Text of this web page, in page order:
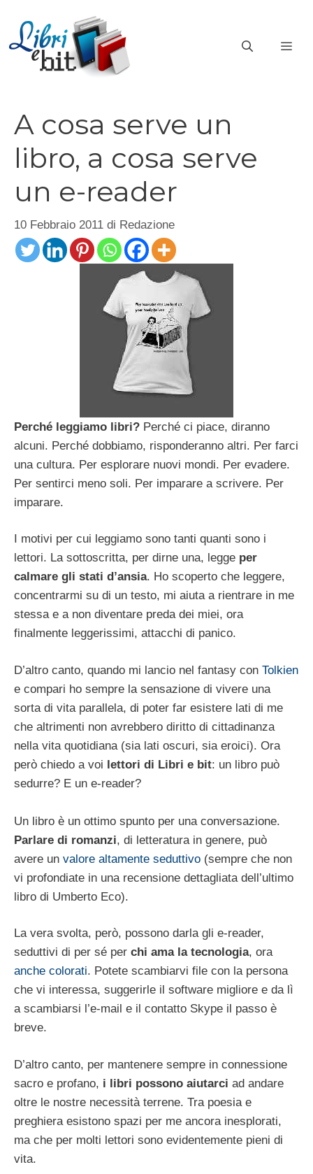
contenuto
A cosa serve un
libro, a cosa serve
un e-reader
10 Febbraio 2011 di Redazione
Perché leggiamo libri? Perché ci piace, diranno
alcuni. Perché dobbiamo, risponderanno altri. Per farci
una cultura. Per esplorare nuovi mondi. Per evadere.
Per sentirci meno soli. Per imparare a scrivere. Per
imparare.
I motivi per cui leggiamo sono tanti quanti sono i
lettori. La sottoscritta, per dirne una, legge per
calmare gli stati d’ansia. Ho scoperto che leggere,
concentrarmi su di un testo, mi aiuta a rientrare in me
stessa e a non diventare preda dei miei, ora
finalmente leggerissimi, attacchi di panico.
D’altro canto, quando mi lancio nel fantasy con Tolkien
e compari ho sempre la sensazione di vivere una
sorta di vita parallela, di poter far esistere lati di me
che altrimenti non avrebbero diritto di cittadinanza
nella vita quotidiana (sia lati oscuri, sia eroici). Ora
però chiedo a voi lettori di Libri e bit: un libro può
sedurre? E un e-reader?
Un libro è un ottimo spunto per una conversazione.
Parlare di romanzi, di letteratura in genere, può
avere un valore altamente seduttivo (sempre che non
vi profondiate in una recensione dettagliata dell’ultimo
libro di Umberto Eco).
La vera svolta, però, possono darla gli e-reader,
seduttivi di per sé per chi ama la tecnologia, ora
anche colorati. Potete scambiarvi file con la persona
che vi interessa, suggerirle il software migliore e da lì
a scambiarsi l’e-mail e il contatto Skype il passo è
breve.
D’altro canto, per mantenere sempre in connessione
sacro e profano, i libri possono aiutarci ad andare
oltre le nostre necessità terrene. Tra poesia e
preghiera esistono spazi per me ancora inesplorati,
ma che per molti lettori sono evidentemente pieni di
vita.